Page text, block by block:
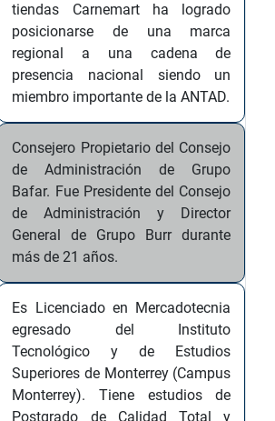
tiendas Carnemart ha logrado
posicionarse de una marca
regional a una cadena de
presencia nacional siendo un
miembro importante de la ANTAD.
Consejero Propietario del Consejo
de Administración de Grupo
Bafar. Fue Presidente del Consejo
de Administración y Director
General de Grupo Burr durante
más de 21 años.
Es Licenciado en Mercadotecnia
egresado del Instituto
Tecnológico y de Estudios
Superiores de Monterrey (Campus
Monterrey). Tiene estudios de
Postgrado de Calidad Total y